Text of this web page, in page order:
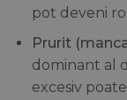
pot deveni
Prurit
dominant al
excesiv